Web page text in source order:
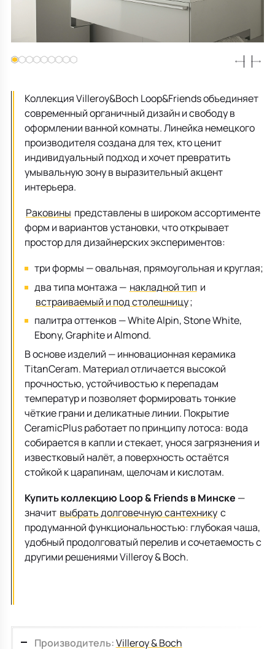
Полотенцесушители, Радиаторы
Мебель для хранения
Коллекция Villeroy&Boch Loop&Friends объединяет
современный органичный дизайн и свободу в
оформлении ванной комнаты. Линейка немецкого
производителя создана для тех, кто ценит
индивидуальный подход и хочет превратить
умывальную зону в выразительный акцент
интерьера.
Раковины представлены в широком ассортименте
форм и вариантов установки, что открывает
простор для дизайнерских экспериментов:
три формы — овальная, прямоугольная и круглая;
два типа монтажа — накладной тип и
встраиваемый и под столешницу;
палитра оттенков — White Alpin, Stone White,
Ebony, Graphite и Almond.
В основе изделий — инновационная керамика
TitanCeram. Материал отличается высокой
прочностью, устойчивостью к перепадам
температур и позволяет формировать тонкие
чёткие грани и деликатные линии. Покрытие
CeramicPlus работает по принципу лотоса: вода
собирается в капли и стекает, унося загрязнения и
известковый налёт, а поверхность остаётся
стойкой к царапинам, щелочам и кислотам.
Купить коллекцию Loop & Friends в Минске —
значит выбрать долговечную сантехнику с
продуманной функциональностью: глубокая чаша,
удобный продолговатый перелив и сочетаемость с
другими решениями Villeroy & Boch.
Производитель:Villeroy & Boch